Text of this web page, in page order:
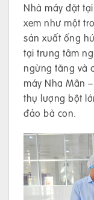
Nhà máy đặt
xem như một
sản xuất ống
tại trung tâm
ngừng tăng và
máy Nha Mân
thụ lượng bột
đảo bà con.